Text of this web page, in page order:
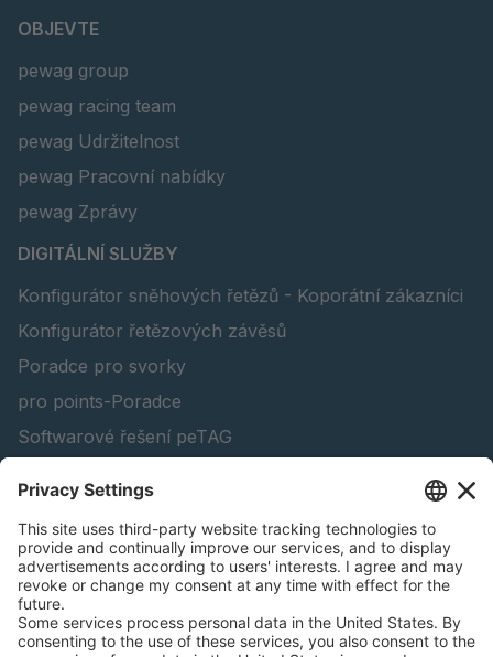
OBJEVTE
pewag group
pewag racing team
pewag Udržitelnost
pewag Pracovní nabídky
pewag Zprávy
DIGITÁLNÍ SLUŽBY
Konfigurátor sněhových řetězů - Koporátní zákazníci
Konfigurátor řetězových závěsů
Poradce pro svorky
pro points-Poradce
Softwarové řešení peTAG
Vyhledat produkty pro lesnictví
pewag academy
Katalogy
PRÁVNÍ INFORMACE